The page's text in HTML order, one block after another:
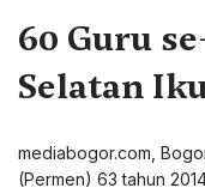
60 Guru
Selatan
mediabogor.com ,
(Permen) 63 tahun